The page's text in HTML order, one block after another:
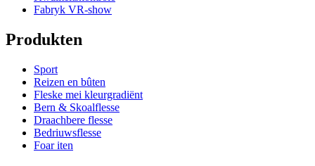
Fabryk VR-show
Produkten
Sport
Reizen en bûten
Fleske mei kleurgradiënt
Bern & Skoalflesse
Draachbere flesse
Bedriuwsflesse
Foar iten